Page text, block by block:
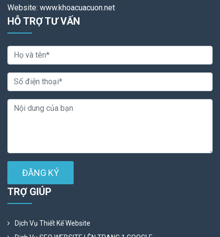
Website: www.khoacuacuon.net
HỖ TRỢ TƯ VẤN
ĐĂNG KÝ
TRỢ GIÚP
Dịch Vụ Thiết Kế Website